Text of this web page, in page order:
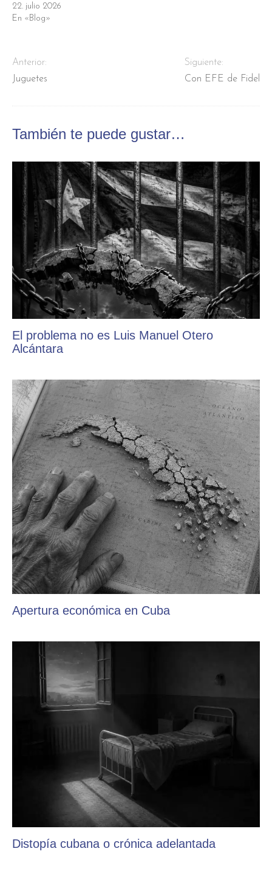
22. julio 2026
En «Blog»
Anterior:
Juguetes
Siguiente:
Con EFE de Fidel
También te puede gustar…
El problema no es Luis Manuel Otero
Alcántara
Apertura económica en Cuba
Distopía cubana o crónica adelantada